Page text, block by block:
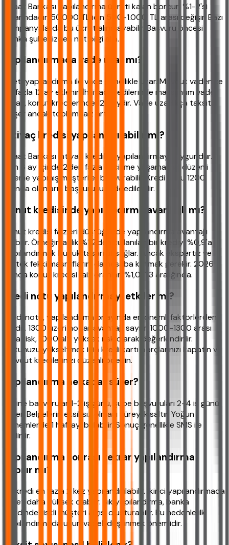
Ziraat Bankası yapılandırma ücreti kalan borcun %1-2'si
civarındadır. 50.000 TL için 500-1.000 TL arası değişir. Bazı
kampanyalarda bu ücret alınmayabilir. Başvuru öncesi
banka şubenizden net bilgi alın.
Yapılandırmada vade uzar mı?
Evet, yapılandırma ile vade genellikle uzar. Mevcut vadenize
en fazla 12 ay eklenir. İhtiyaç kredilerinde maksimum vade
36 ay, konut kredilerinde 120 aydır. Vade uzadıkça taksit
düşer ancak toplam faiz artar.
İhtiyaç kredisi yapılandırılabilir mi?
Ziraat Bankası ihtiyaç kredileri yapılandırmaya uygundur.
Son 6 ay içinde 2'den fazla gecikme yaşamamış, düzenli
ödeme yapmış müşteriler başvurabilir. Kredi notu 1200
altında olanların başvurusu reddedilebilir.
Konut kredisinde yapılandırma avantajlı mı?
Konut kredisi faizleri düştüğünde yapılandırma avantajlı
olabilir. Örneğin aylık %1,2'den kullanılan bir krediyi %0,9'a
yapılandırmak büyük tasarruf sağlar. Ancak ekspertiz ve
ipotek fekki masraflarını da hesaba katmak gerekir. 2026
yılında konut kredisi faiz oranları %1,0-1,3 aralığında.
Kredi notu yapılandırmayı etkiler mi?
Kredi notu, yapılandırma onayında en önemli faktörlerden
biridir. 1300 üzeri notlar avantajlı sayılır. 1000-1300 arası
orta risk, 1000 altı yüksek risk olarak değerlendirilir.
Notunuzu yükseltmek için kredi kartı borçlarınızı kapatın ve
mevcut kredilerinizi düzenli ödeyin.
Yapılandırma ne kadar sürer?
Online başvurular 1-2 iş günü, şube başvuruları 2-4 iş günü
sürer. Belgelerin eksiksiz olması süreyi kısaltır. Yoğun
dönemlerde 1 haftayı bulabilir. Sonuç genellikle SMS ile
bildirilir.
Yapılandırma sonrası tekrar yapılandırma
yapılır mı?
Bir kredi en fazla 2 kez yapılandırılabilir. İkinci yapılandırmada
ücret daha yüksek olabilir. Sık yapılandırma, banka
nezdinde riskli müşteri algısı oluşturabilir. Bu nedenle ilk
yapılandırmada uzun vadeli düşünmek önemlidir.